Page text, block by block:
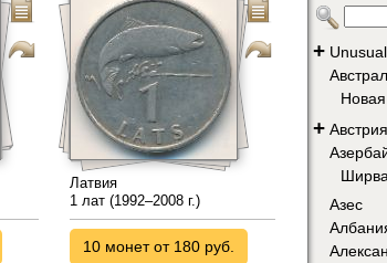
Латвия
1 лат (1992–2008 г.)
10 монет от 180 руб.
+ Unusual
+ Австрия
Азес